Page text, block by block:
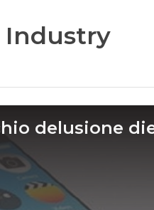
Industry
delusione